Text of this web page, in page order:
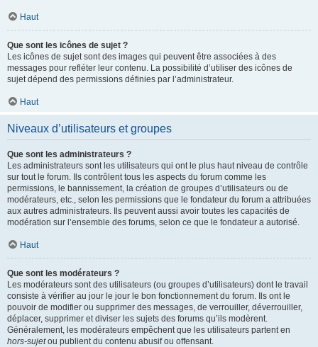
Haut
Que sont les icônes de sujet ?
Les icônes de sujet sont des images qui peuvent être associées à des
messages pour refléter leur contenu. La possibilité d’utiliser des icônes de
sujet dépend des permissions définies par l’administrateur.
Haut
Niveaux d’utilisateurs et groupes
Que sont les administrateurs ?
Les administrateurs sont les utilisateurs qui ont le plus haut niveau de contrôle
sur tout le forum. Ils contrôlent tous les aspects du forum comme les
permissions, le bannissement, la création de groupes d’utilisateurs ou de
modérateurs, etc., selon les permissions que le fondateur du forum a attribuées
aux autres administrateurs. Ils peuvent aussi avoir toutes les capacités de
modération sur l’ensemble des forums, selon ce que le fondateur a autorisé.
Haut
Que sont les modérateurs ?
Les modérateurs sont des utilisateurs (ou groupes d’utilisateurs) dont le travail
consiste à vérifier au jour le jour le bon fonctionnement du forum. Ils ont le
pouvoir de modifier ou supprimer des messages, de verrouiller, déverrouiller,
déplacer, supprimer et diviser les sujets des forums qu’ils modèrent.
Généralement, les modérateurs empêchent que les utilisateurs partent en
hors-sujetou publient du contenu abusif ou offensant.